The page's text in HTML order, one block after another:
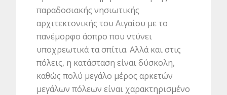
παραδοσιακής νησιωτικής
αρχιτεκτονικής του Αιγαίου με το
πανέμορφο άσπρο που ντύνει
υποχρεωτικά τα σπίτια. Αλλά και στις
πόλεις, η κατάσταση είναι δύσκολη,
καθώς πολύ μεγάλο μέρος αρκετών
μεγάλων πόλεων είναι χαρακτηρισμένο